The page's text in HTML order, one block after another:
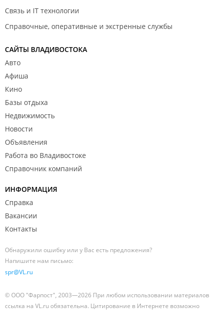
Связь и IT технологии
Справочные, оперативные и экстренные службы
САЙТЫ ВЛАДИВОСТОКА
Авто
Афиша
Кино
Базы отдыха
Недвижимость
Новости
Объявления
Работа во Владивостоке
Справочник компаний
ИНФОРМАЦИЯ
Справка
Вакансии
Контакты
Обнаружили ошибку или у Вас есть предложения?
Напишите нам письмо:
spr@VL.ru
© ООО "Фарпост", 2003—2026 При любом использовании материалов
ссылка на VL.ru обязательна. Цитирование в Интернете возможно